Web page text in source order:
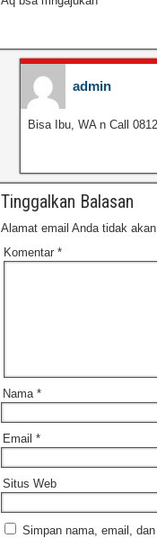
admin
Bisa Ibu, WA n Call
Tinggalkan Balasan
Alamat email Anda tidak
Komentar *
Nama *
Email *
Situs Web
Simpan nama, email,